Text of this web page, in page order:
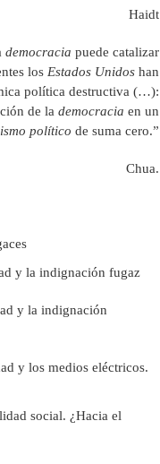
Haidt
democracia puede catalizar
los Estados Unidoshan
política destructiva (…):
de la democracia en un
político de suma cero.”
Chua.
y la indignación fugaz
y la indignación
y los medios eléctricos.
social. ¿Hacia el